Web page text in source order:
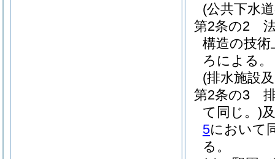
(公共下水
第2条の2
構造の技
ろによる。
(排水施設
第2条の3
て同じ。)
5において
る。